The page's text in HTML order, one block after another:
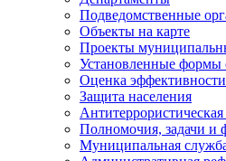
Подведомственные
Объекты на карте
Проекты
Установленные формы
Оценка эффективности
Защита населения
Полномочия, задачи и
Муниципальная